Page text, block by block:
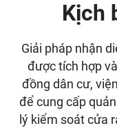
Kịch
Giải pháp nhận
được tích hợp
đồng dân cư,
để cung cấp
lý kiểm soát cửa